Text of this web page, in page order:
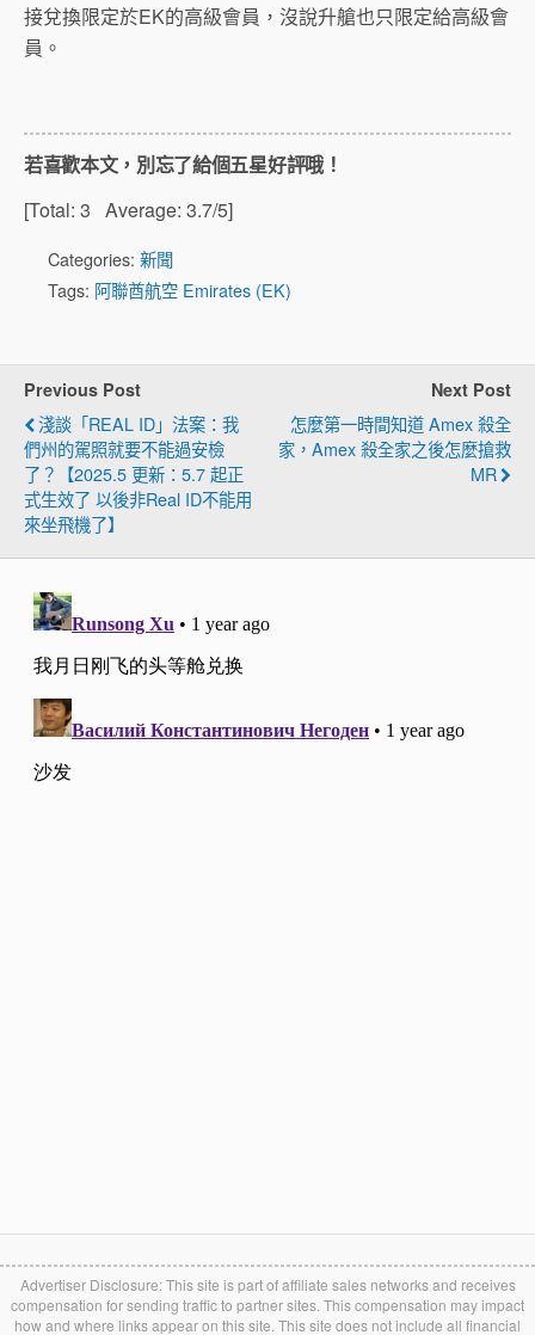
接兌換限定於EK的高級會員，沒說升艙也只限定給高級會
員。
若喜歡本文，別忘了給個五星好評哦！
[Total: 3 Average: 3.7/5]
Categories: 新聞
Tags: 阿聯酋航空 Emirates (EK)
Previous Post
淺談「REAL ID」法案：我
們州的駕照就要不能過安檢
了？【2025.5 更新：5.7 起正
式生效了 以後非Real ID不能用
來坐飛機了】
Next Post
怎麼第一時間知道 Amex 殺全
家，Amex 殺全家之後怎麼搶救
MR
Advertiser Disclosure: This site is part of affiliate sales networks and receives
compensation for sending traffic to partner sites. This compensation may impact
how and where links appear on this site. This site does not include all financial